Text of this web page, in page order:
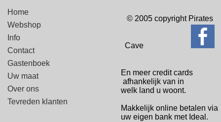
Home
Webshop
Info
Contact
Gastenboek
Uw maat
Over ons
Tevreden klanten
© 2005 copyright Pirates
Cave
En meer credit cards
afhankelijk van in
welk land u woont.
Makkelijk online betalen via
uw eigen bank met Ideal.